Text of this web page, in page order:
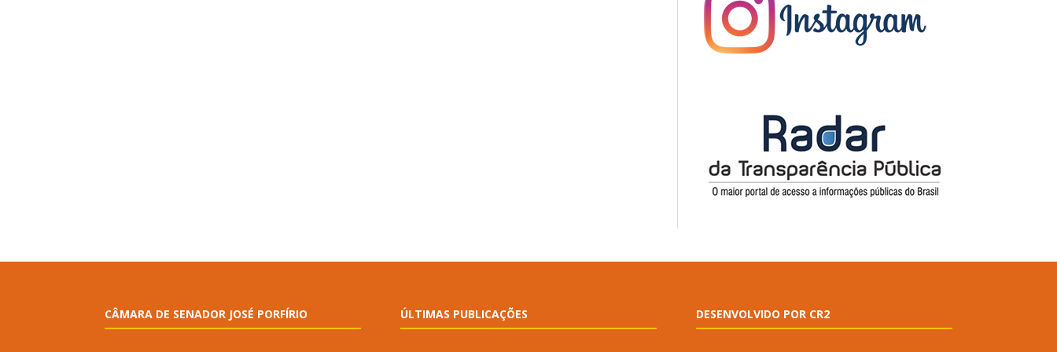
CÂMARA DE SENADOR JOSÉ PORFÍRIO ÚLTIMAS PUBLICAÇÕES DESENVOLVIDO POR CR2